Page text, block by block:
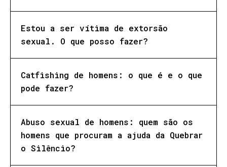
Estou a ser vítima de extorsão
sexual. O que posso fazer?
Catfishing de homens: o que é e o que
pode fazer?
Abuso sexual de homens: quem são os
homens que procuram a ajuda da Quebrar
o Silêncio?